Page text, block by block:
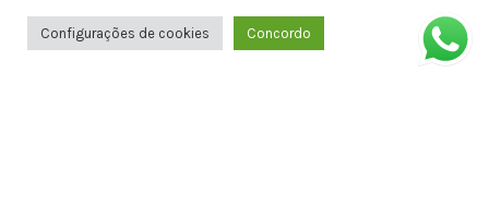
20.971.787/0001-46
Configurações de cookies Concordo